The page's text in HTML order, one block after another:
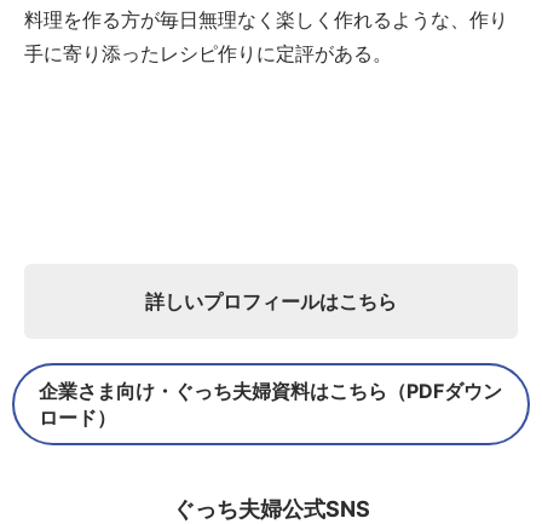
料理を作る方が毎日無理なく楽しく作れるような、作り
手に寄り添ったレシピ作りに定評がある。
詳しいプロフィールはこちら
企業さま向け・ぐっち夫婦資料はこちら（PDFダウン
ロード）
ぐっち夫婦公式SNS